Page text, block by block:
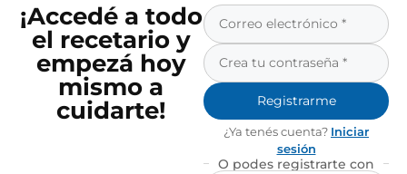
¡Accedé a todo
el recetario y
empezá hoy
mismo a
cuidarte!
Registrarme
¿Ya tenés cuenta? Iniciar
sesión
O podes registrarte con